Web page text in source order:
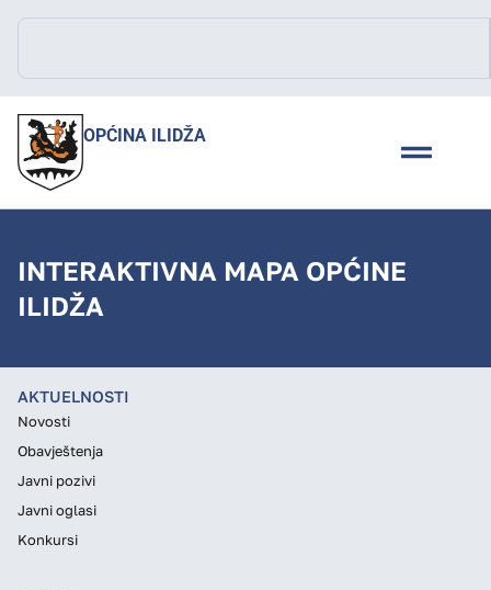
OPĆINA ILIDŽA
INTERAKTIVNA MAPA OPĆINE
ILIDŽA
AKTUELNOSTI
Novosti
Obavještenja
Javni pozivi
Javni oglasi
Konkursi